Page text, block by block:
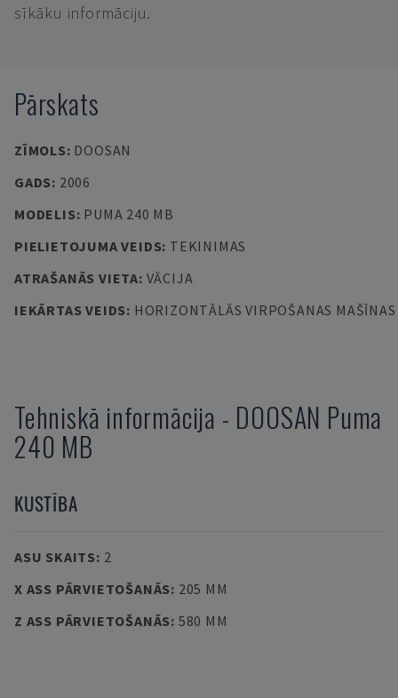
sīkāku informāciju.
Pārskats
ZĪMOLS: DOOSAN
GADS: 2006
MODELIS: PUMA 240 MB
PIELIETOJUMA VEIDS: TEKINIMAS
ATRAŠANĀS VIETA: VĀCIJA
IEKĀRTAS VEIDS: HORIZONTĀLĀS VIRPOŠANAS MAŠĪNAS
Tehniskā informācija - DOOSAN Puma
240 MB
KUSTĪBA
ASU SKAITS: 2
X ASS PĀRVIETOŠANĀS: 205 MM
Z ASS PĀRVIETOŠANĀS: 580 MM